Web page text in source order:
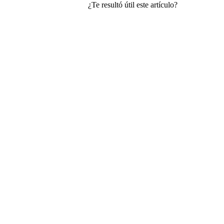
¿Te resultó útil este artículo?